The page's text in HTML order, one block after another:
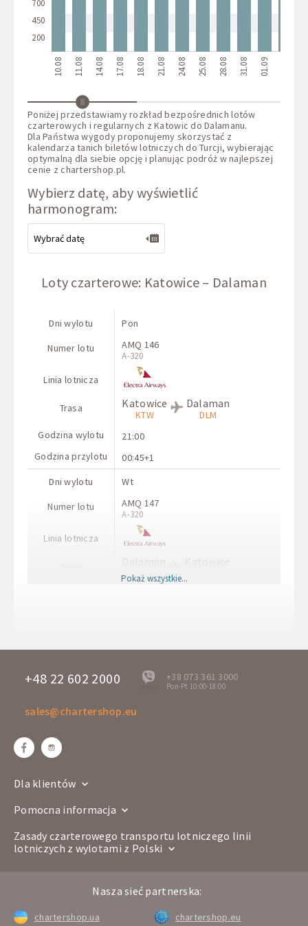
700
450
200
10.08 11.08 14.08 17.08 18.08 21.08 24.08 25.08 28.08 31.08 01.09
Poniżej przedstawiamy rozkład bezpośrednich lotów
czarterowych i regularnych z Katowic do Dalamanu.
Dla Państwa wygody proponujemy skorzystać z
kalendarza tanich biletów lotniczych do Turcji, wybierając
optymalną dla siebie opcję i planując podróż w najlepszej
cenie zchartershop.pl.
Wybierz datę, aby wyświetlić
harmonogram:
Loty czarterowe: Katowice – Dalaman
Dni wylotu
Numer lotu
Linia lotnicza
Trasa
Godzina wylotu
Godzina przylotu
Pon
AMQ 146
A-320
Katowice
KTW
Dalaman
DLM
21:00
00:45+1
Dni wylotu
Numer lotu
Linia lotnicza
Wt
AMQ 147
A-320
Dalaman
DLM
Katowice
Godzina wylotu
Boeing 737-800
Linia lotnicza
Godzina wylotu
Boeing 737-800
DLM
KTW
Pokaż wszystkie...
+48 22 602 2000
offline
+38 073 361 3000
Pon-Pt 10:00-18:00
sales@chartershop.eu
Dla klientów
Pomocna informacja
Zasady czarterowego transportu lotniczego linii
lotniczych z wylotami z Polski
Nasza sieć partnerska:
chartershop.ua chartershop.eu